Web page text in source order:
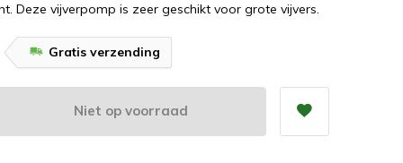
Deze vijverpomp is zeer geschikt voor grote vijvers.
Gratis verzending
Niet op voorraad